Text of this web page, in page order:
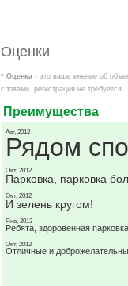
Оценки
* Оценка - это ваше мнение об
словами, регистрация не требуется.
Преимущества
Авг, 2012
Рядом
Окт, 2012
Парковка, парковка
Окт, 2012
И зелень кругом!
Янв, 2013
Ребята, здоровенная
Окт, 2012
Отличные и